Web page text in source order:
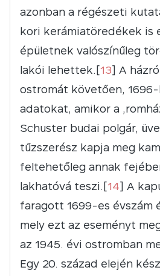
azonban a régészeti
kori kerámiatöredékek is
épületnek valószínűleg
lakói lehettek.[13] A
ostromát követően,
adatokat, amikor a
Schuster budai polgár,
tűzszerész kapja meg
feltehetőleg annak
lakhatóvá teszi.[14] A
faragott 1699-es évszám
mely ezt az eseményt
az 1945. évi ostromban
Egy 20. század elején